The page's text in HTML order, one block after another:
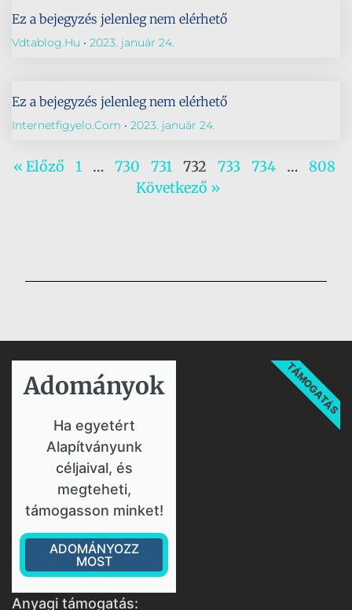
Ez a bejegyzés jelenleg nem elérhető
Vdtablog.hu 2023. január 24.
Ez a bejegyzés jelenleg nem elérhető
Internetfigyelo.com 2023. január 24.
« Előző 1 … 730 731 732 733 734 …
808
Következő »
Adományok​
Ha egyetért
Alapítványunk
céljaival, és
megteheti,
támogasson minket!
ADOMÁNYOZZ
MOST
TÁMOGATÁS
Anyagi támogatás: